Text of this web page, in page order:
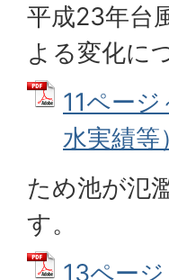
平成23年台
よる変化に
11ペー
水実績
ため池が氾
す。
13ペー